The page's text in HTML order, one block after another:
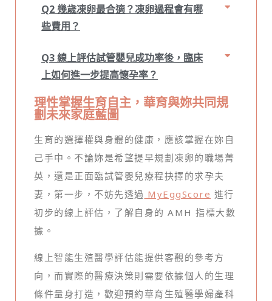
Q2 幾歲凍卵最合適？凍卵過程會有哪
些費用？
Q3 線上評估試管嬰兒成功率後，臨床
上如何進一步提高懷孕率？
理性掌握生育自主，華育與妳共同規
劃未來家庭藍圖
生育的選擇權與身體的健康，應該掌握在妳自
己手中。不論妳是希望提早規劃凍卵的職場菁
英，還是正面臨試管嬰兒療程抉擇的求孕夫
妻，第一步，不妨先透過 MyEggScore 進行
初步的線上評估，了解自身的 AMH 指標大數
據。
線上智能生殖醫學評估能提供客觀的參考方
向，而實際的醫療決策則需要依據個人的生理
條件量身打造，歡迎預約華育生殖醫學婦產科